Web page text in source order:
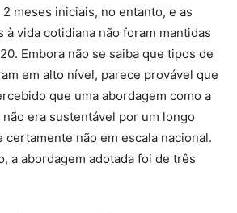
meses iniciais, no entanto, e as
à vida cotidiana não foram mantidas
Embora não se saiba que tipos de
em alto nível, parece provável que
que uma abordagem como a
não era sustentável por um longo
certamente não em escala nacional.
a abordagem adotada foi de três